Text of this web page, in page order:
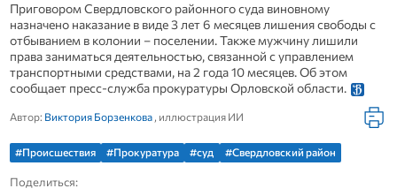
Приговором Свердловского районного суда виновному
назначено наказание в виде 3 лет 6 месяцев лишения свободы с
отбыванием в колонии – поселении. Также мужчину лишили
права заниматься деятельностью, связанной с управлением
транспортными средствами, на 2 года 10 месяцев. Об этом
сообщает пресс-служба прокуратуры Орловской области.
Автор: Виктория Борзенкова, иллюстрация ИИ
#Происшествия #Прокуратура #суд #Свердловский район
Поделиться: